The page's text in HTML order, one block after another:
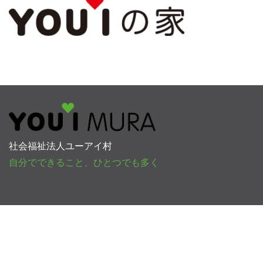
社会福祉法人ユーアイ村
自分でできること、ひとつでも多く